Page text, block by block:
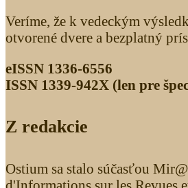
Veríme, že k vedeckým
otvorené dvere a bezplatný
eISSN 1336-6556
ISSN 1339­-942X (len pre
Z redakcie
Ostium sa stalo súčasťou